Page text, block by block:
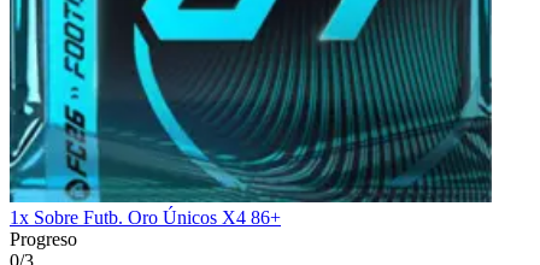
1x Sobre Futb. Oro Únicos X4 86+
Progreso
0/3